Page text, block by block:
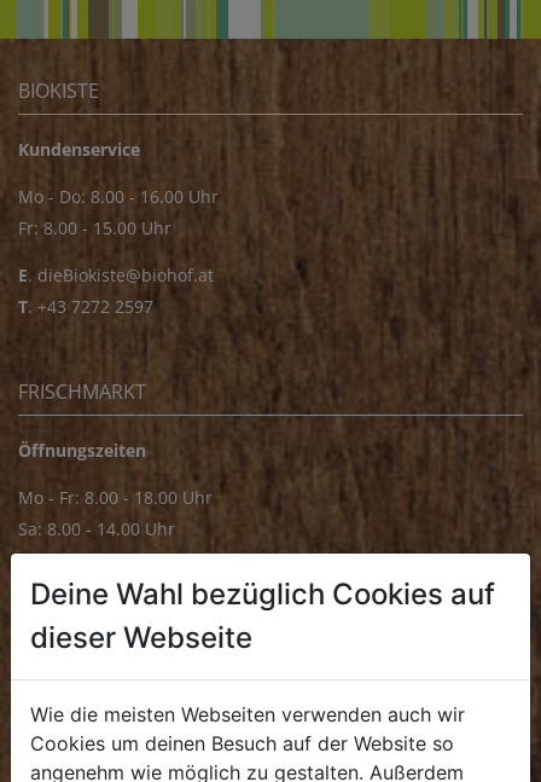
BIOKISTE
Kundenservice
Mo - Do: 8.00 - 16.00 Uhr
Fr: 8.00 - 15.00 Uhr
E. dieBiokiste@biohof.at
T. +43 7272 2597
FRISCHMARKT
Öffnungszeiten
Mo - Fr: 8.00 - 18.00 Uhr
Sa: 8.00 - 14.00 Uhr
Mo - Fr: 8.00 - 16.00 Uhr
. +43 7272 4859 70
Deine Wahl bezüglich Cookies auf
dieser Webseite
Wie die meisten Webseiten verwenden auch wir
Cookies um deinen Besuch auf der Website so
angenehm wie möglich zu gestalten. Außerdem